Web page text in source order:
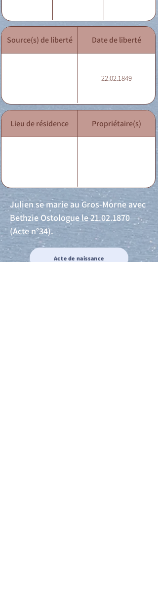
Source(s) de liberté Date de liberté
22.02.1849
Lieu de résidence Propriétaire(s)
Julien se marie au Gros-Morne avec
Bethzie Ostologue le21.02.1870
(Acte n°34).
Acte de naissance